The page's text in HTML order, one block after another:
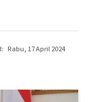
Rabu, 17 April 2024